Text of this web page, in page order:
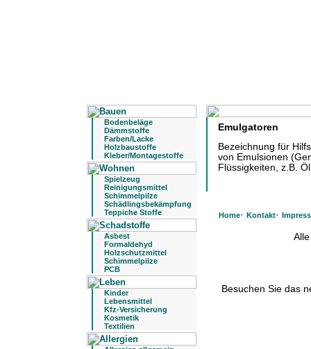
Bodenbeläge
Dämmstoffe
Farben/Lacke
Holzbaustoffe
Kleber/Montagestoffe
Spielzeug
Reinigungsmittel
Schimmelpilze
Schädlingsbekämpfung
Teppiche Stoffe
Asbest
Formaldehyd
Holzschutzmittel
Schimmelpilze
PCB
Kinder
Lebensmittel
Kfz-Versicherung
Kosmetik
Textilien
Emulgatoren
Bezeichnung für
von Emulsionen
Flüssigkeiten, z.B.
Home· Kontakt·
Besuchen Sie das